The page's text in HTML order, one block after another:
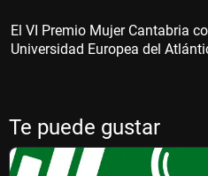
El VI Premio Mujer Cantabria
Universidad Europea del
Te puede gustar